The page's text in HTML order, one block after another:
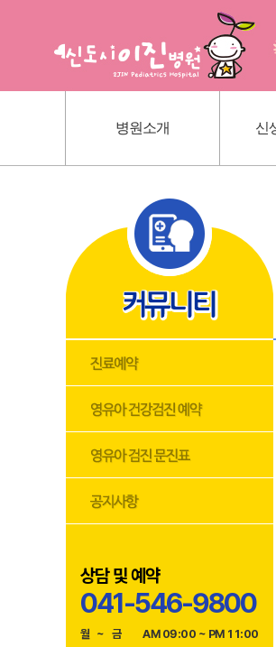
병원소개 신
인사말
의료진 소개
진료 안내
내부 시설
상담 및 예약
041-546-9800
월 ~ 금
AM 09:00 ~ PM 11:00